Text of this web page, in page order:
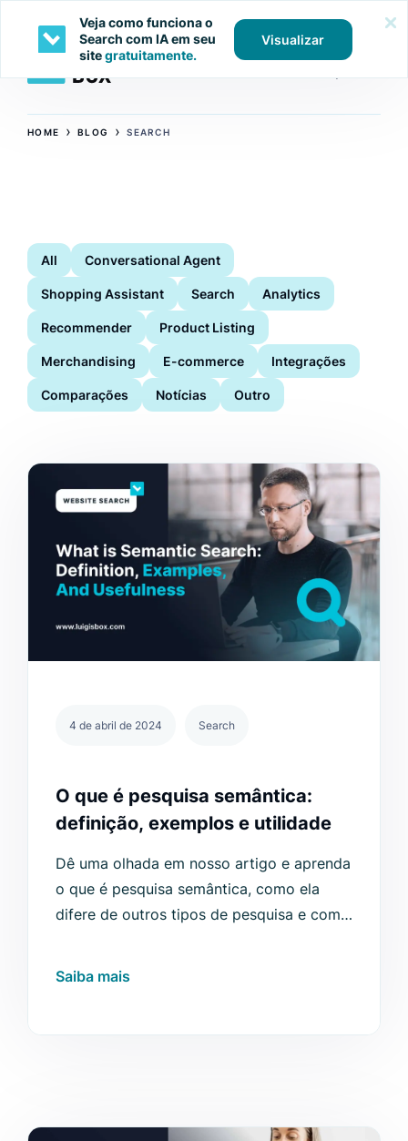
HOME ›BLOG ›SEARCH
All Conversational Agent
Shopping Assistant Search Analytics
Recommender Product Listing
Merchandising E-commerce Integrações
Comparações Notícias Outro
4 de abril de 2024 Search
O que é pesquisa semântica:
definição, exemplos e utilidade
Dê uma olhada em nosso artigo e aprenda
o que é pesquisa semântica, como ela
difere de outros tipos de pesquisa e como
Saiba mais
Veja como funciona o
Search com IA em seu
sitegratuitamente.
Visualizar